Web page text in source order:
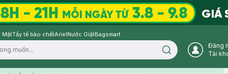
MặtTẩy tế bào chếtArielNước GiặtBagsmart
Search icon
Đăng
Tài